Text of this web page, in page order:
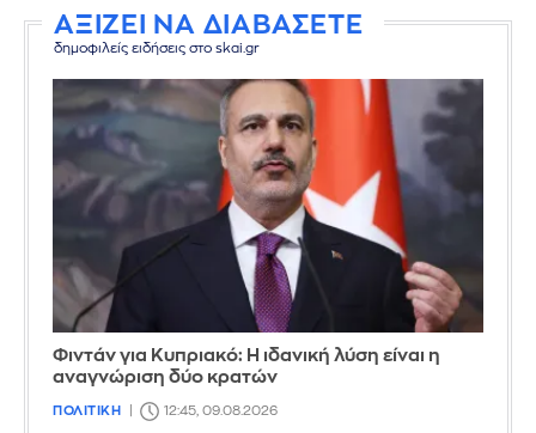
ΑΞΙΖΕΙ ΝΑ ΔΙΑΒΑΣΕΤΕ
δημοφιλείς ειδήσεις στο skai.gr
Φιντάν για Κυπριακό: Η ιδανική λύση είναι η
αναγνώριση δύο κρατών
ΠΟΛΙΤΙΚΗ 12:45, 09.08.2026